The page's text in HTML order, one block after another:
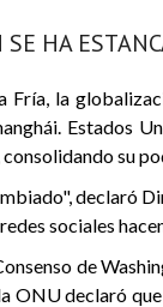
HA
Fría, la
Estados
su
declaró
sociales
de
ONU declaró